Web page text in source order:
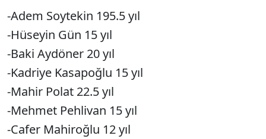
-Adem Soytekin 195.5 yıl
-Hüseyin Gün 15 yıl
-Baki Aydöner 20 yıl
-Kadriye Kasapoğlu 15 yıl
-Mahir Polat 22.5 yıl
-Mehmet Pehlivan 15 yıl
-Cafer Mahiroğlu 12 yıl